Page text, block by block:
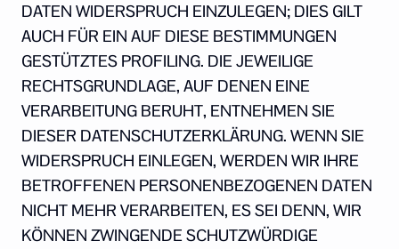
DATEN WIDERSPRUCH EINZULEGEN; DIES GILT
AUCH FÜR EIN AUF DIESE BESTIMMUNGEN
GESTÜTZTES PROFILING. DIE JEWEILIGE
RECHTSGRUNDLAGE, AUF DENEN EINE
VERARBEITUNG BERUHT, ENTNEHMEN SIE
DIESER DATENSCHUTZERKLÄRUNG. WENN SIE
WIDERSPRUCH EINLEGEN, WERDEN WIR IHRE
BETROFFENEN PERSONENBEZOGENEN DATEN
NICHT MEHR VERARBEITEN, ES SEI DENN, WIR
KÖNNEN ZWINGENDE SCHUTZWÜRDIGE